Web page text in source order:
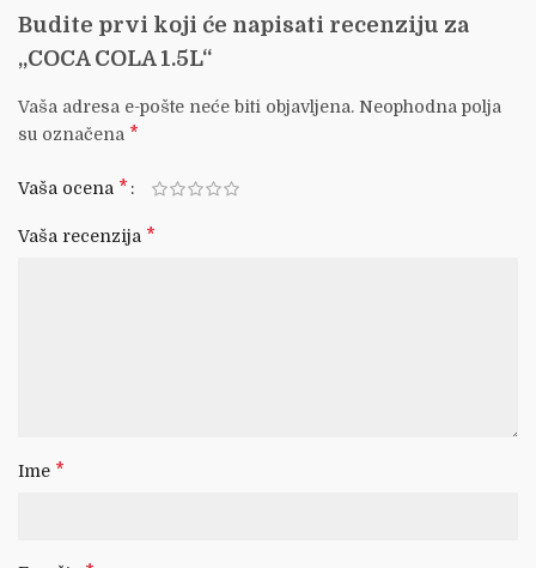
Budite prvi koji će napisati recenziju za
„COCA COLA 1.5L“
Vaša adresa e-pošte neće biti objavljena. Neophodna polja
su označena *
Vaša ocena *
Vaša recenzija *
Ime *